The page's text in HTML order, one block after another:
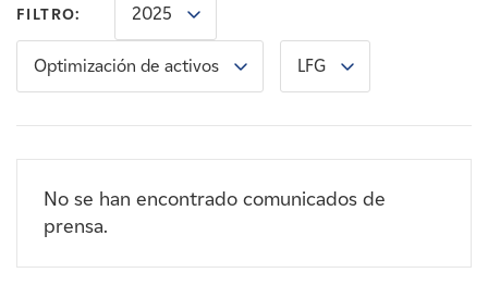
Noticias
Contacte con
FILTRO: 2025
Optimización de activos LFG
No se han encontrado comunicados de
prensa.